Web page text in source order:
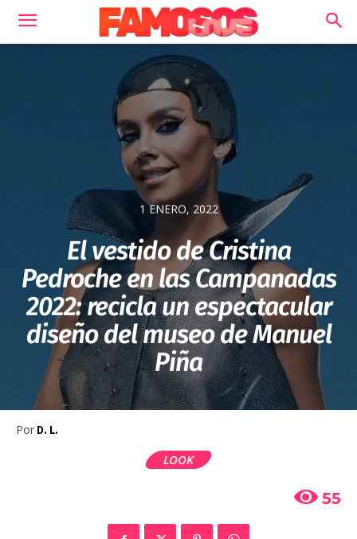
1 ENERO, 2022
El vestido de Cristina
Pedroche en las Campanadas
2022: recicla un espectacular
diseño del museo de Manuel
Piña
Por D. L.
LOOK
55